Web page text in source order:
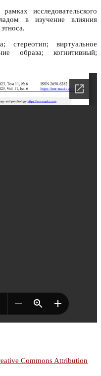
исследовательского
в изучение влияния
стереотип; виртуальное
образа; когнитивный;
Commons Attribution